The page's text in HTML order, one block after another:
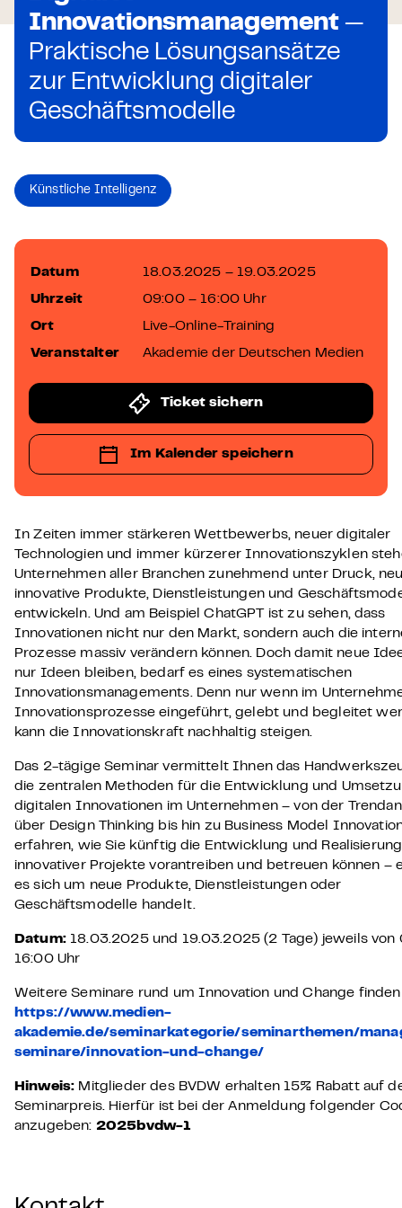
Innovationsmanagement —
Praktische Lösungsansätze
zur Entwicklung digitaler
Geschäftsmodelle
Künstliche Intelligenz
In Zeiten immer stärkeren Wettbewerbs, neuer digitaler
Technologien und immer kürzerer Innovationszyklen
Unternehmen aller Branchen zunehmend unter Druck,
innovative Produkte, Dienstleistungen und
entwickeln. Und am Beispiel ChatGPT ist zu sehen, dass
Innovationen nicht nur den Markt, sondern auch die
Prozesse massiv verändern können. Doch damit neue
nur Ideen bleiben, bedarf es eines systematischen
Innovationsmanagements. Denn nur wenn im
Innovationsprozesse eingeführt, gelebt und begleitet
kann die Innovationskraft nachhaltig steigen.
Das 2-tägige Seminar vermittelt Ihnen das
die zentralen Methoden für die Entwicklung und
digitalen Innovationen im Unternehmen – von der
über Design Thinking bis hin zu Business Model
erfahren, wie Sie künftig die Entwicklung und Realisierung
innovativer Projekte vorantreiben und betreuen können –
es sich um neue Produkte, Dienstleistungen oder
Geschäftsmodelle handelt.
Datum:18.03.2025 und 19.03.2025 (2 Tage) jeweils von
16:00 Uhr
Weitere Seminare rund um Innovation und Change finden
https://www.medien-
akademie.de/seminarkategorie/seminarthemen/
seminare/innovation-und-change/
Hinweis: Mitglieder des BVDW erhalten 15% Rabatt auf
Seminarpreis. Hierfür ist bei der Anmeldung folgender
anzugeben: 2025bvdw-1
Datum 18.03.2025 – 19.03.2025
Uhrzeit 09:00 – 16:00 Uhr
Ort Live-Online-Training
Veranstalter Akademie der Deutschen Medien
Ticket sichern
Im Kalender speichern